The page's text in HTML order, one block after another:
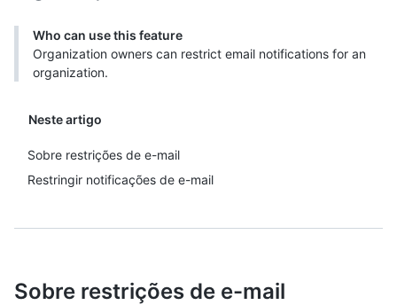
Neste artigo
Sobre restrições de e-mail
Restringir notificações de e-mail
Who can use this feature
Organization owners can restrict email notifications for an
organization.
Sobre restrições de e-mail